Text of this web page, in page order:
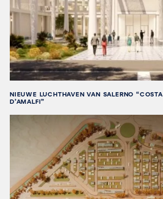
NIEUWE LUCHTHAVEN VAN SALERNO “COSTA
D’AMALFI”